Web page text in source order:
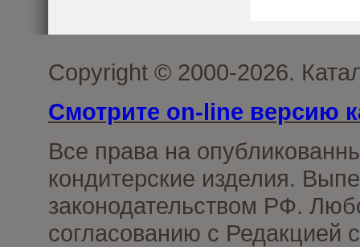
Copyright © 2000-2026.
Смотрите on-line версию
Все права на
кондитерские изделия.
законодательством РФ.
согласованию с Редакцией